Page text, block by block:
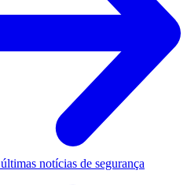
notícias de segurança